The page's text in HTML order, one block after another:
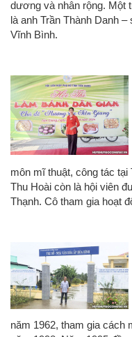
dương và nhân rộng. Một
là anh Trần Thành Danh
Vĩnh Bình.
môn mĩ thuật, công tác
Thu Hoài còn là hội viên
Thạnh. Cô tham gia hoạt
năm 1962, tham gia cách